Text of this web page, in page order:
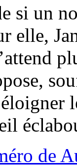
si un
elle,
de